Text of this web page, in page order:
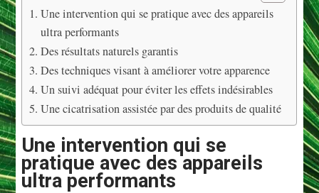
Une intervention qui se pratique avec des appareils
ultra performants
Des résultats naturels garantis
Des techniques visant à améliorer votre apparence
Un suivi adéquat pour éviter les effets indésirables
Une cicatrisation assistée par des produits de qualité
Une intervention qui se
pratique avec des appareils
ultra performants